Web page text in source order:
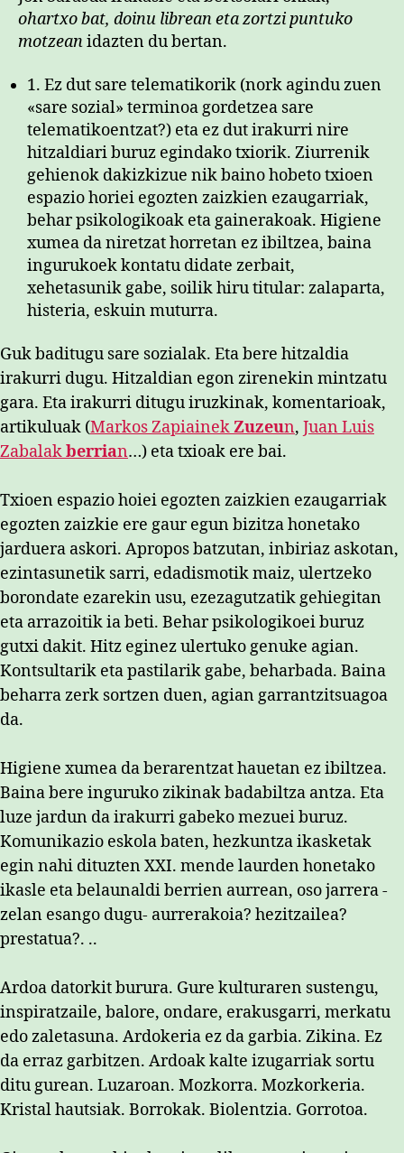
ohartxo bat, doinu librean eta zortzi puntuko
motzeanidazten du bertan.
1. Ez dut sare telematikorik (nork agindu zuen
«sare sozial» terminoa gordetzea sare
telematikoentzat?) eta ez dut irakurri nire
hitzaldiari buruz egindako txiorik. Ziurrenik
gehienok dakizkizue nik baino hobeto txioen
espazio horiei egozten zaizkien ezaugarriak,
behar psikologikoak eta gainerakoak. Higiene
xumea da niretzat horretan ez ibiltzea, baina
ingurukoek kontatu didate zerbait,
xehetasunik gabe, soilik hiru titular: zalaparta,
histeria, eskuin muturra.
Guk baditugu sare sozialak. Eta bere hitzaldia
irakurri dugu. Hitzaldian egon zirenekin mintzatu
gara. Eta irakurri ditugu iruzkinak, komentarioak,
artikuluak (Markos ZapiainekZuzeun, Juan Luis
Zabalakberrian…) eta txioak ere bai.
Txioen espazio hoiei egozten zaizkien ezaugarriak
egozten zaizkie ere gaur egun bizitza honetako
jarduera askori. Apropos batzutan, inbiriaz askotan,
ezintasunetik sarri, edadismotik maiz, ulertzeko
borondate ezarekin usu, ezezagutzatik gehiegitan
eta arrazoitik ia beti. Behar psikologikoei buruz
gutxi dakit. Hitz eginez ulertuko genuke agian.
Kontsultarik eta pastilarik gabe, beharbada. Baina
beharra zerk sortzen duen, agian garrantzitsuagoa
da.
Higiene xumea da berarentzat hauetan ez ibiltzea.
Baina bere inguruko zikinak badabiltza antza. Eta
luze jardun da irakurri gabeko mezuei buruz.
Komunikazio eskola baten, hezkuntza ikasketak
egin nahi dituzten XXI. mende laurden honetako
ikasle eta belaunaldi berrien aurrean, oso jarrera -
zelan esango dugu- aurrerakoia? hezitzailea?
prestatua?. ..
Ardoa datorkit burura. Gure kulturaren sustengu,
inspiratzaile, balore, ondare, erakusgarri, merkatu
edo zaletasuna. Ardokeria ez da garbia. Zikina. Ez
da erraz garbitzen. Ardoak kalte izugarriak sortu
ditu gurean. Luzaroan. Mozkorra. Mozkorkeria.
Kristal hautsiak. Borrokak. Biolentzia. Gorrotoa.